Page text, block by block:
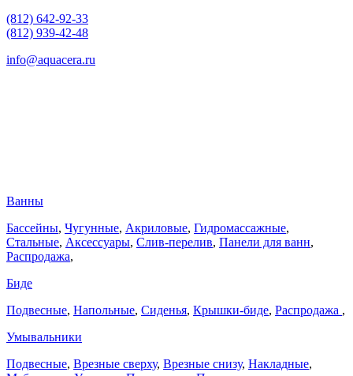
(812) 642-92-33
(812) 939-42-48
info@aquacera.ru
Ванны
Бассейны, Чугунные, Акриловые, Гидромассажные,
Стальные, Аксессуары, Слив-перелив, Панели для ванн,
Распродажа,
Биде
Подвесные, Напольные, Сиденья, Крышки-биде, Распродажа ,
Умывальники
Подвесные, Врезные сверху, Врезные снизу, Накладные,